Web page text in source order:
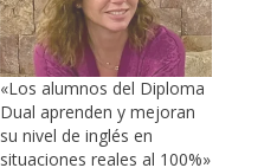
«Los alumnos del Diploma
Dual aprenden y mejoran
su nivel de inglés en
situaciones reales al 100%»